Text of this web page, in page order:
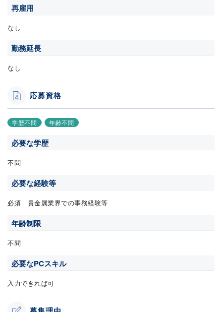
再雇用
なし
勤務延長
なし
応募資格
学歴不問 年齢不問
必要な学歴
不問
必要な経験等
必須 貴金属業界での事務経験等
年齢制限
不問
必要なPCスキル
入力できれば可